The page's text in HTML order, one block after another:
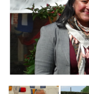
Branding